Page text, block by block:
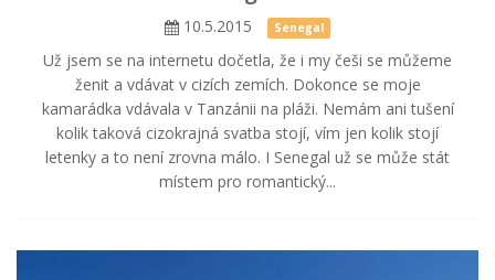
10.5.2015 Senegal
Už jsem se na internetu dočetla, že i my češi se můžeme
ženit a vdávat v cizích zemích. Dokonce se moje
kamarádka vdávala v Tanzánii na pláži. Nemám ani tušení
kolik taková cizokrajná svatba stojí, vím jen kolik stojí
letenky a to není zrovna málo. I Senegal už se může stát
místem pro romantický...